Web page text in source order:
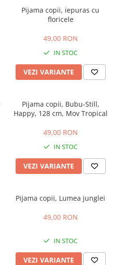
Pijama copii, iepuras cu
floricele
49,00 RON
IN STOC
VEZI VARIANTE
Pijama copii, Bubu-Still,
Happy, 128 cm, Mov Tropical
49,00 RON
IN STOC
VEZI VARIANTE
Pijama copii, Lumea junglei
49,00 RON
IN STOC
VEZI VARIANTE